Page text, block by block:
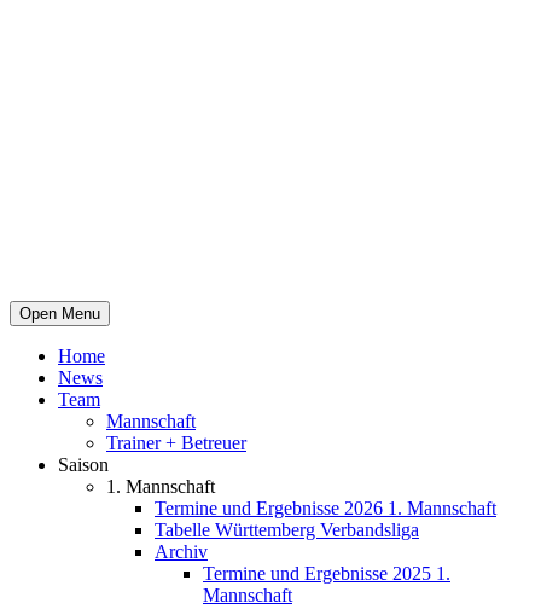
Open Menu
Home
News
Team
Mannschaft
Trainer + Betreuer
Saison
1. Mannschaft
Termine und Ergebnisse 2026 1. Mannschaft
Tabelle Württemberg Verbandsliga
Archiv
Termine und Ergebnisse 2025 1.
Mannschaft